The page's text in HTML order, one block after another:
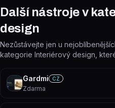
Další nástroje v
design
Nezůstávejte jen u
kategorie Interiérový design,
Gardmi CZ
Zdarma